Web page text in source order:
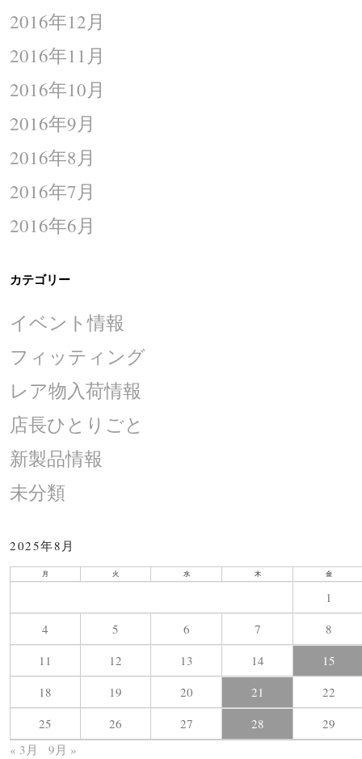
2016年12月
2016年11月
2016年10月
2016年9月
2016年8月
2016年7月
2016年6月
カテゴリー
イベント情報
フィッティング
レア物入荷情報
店長ひとりごと
新製品情報
未分類
2025年8月
月 火 水 木 金
1
4
5 6 7
8
11
12 13 14
15
18
19 20 21
22
25
26 27 28
29
« 3月
9月 »